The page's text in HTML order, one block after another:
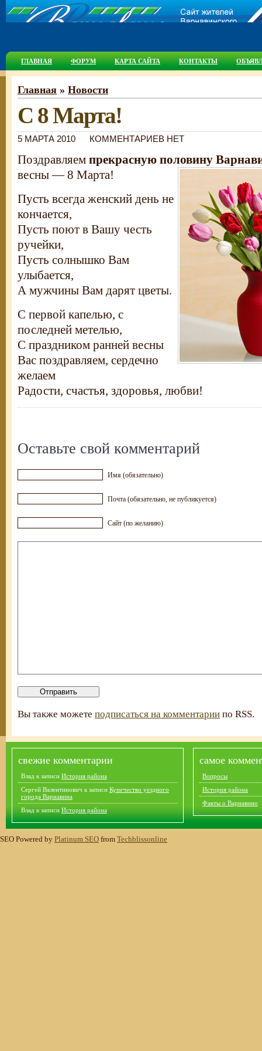
ГЛАВНАЯ ФОРУМ КАРТА САЙТА КОНТАКТЫ
Главная » Новости
С 8 Марта!
5 МАРТА 2010 КОММЕНТАРИЕВ НЕТ
Поздравляем прекрасную половину
весны — 8 Марта!
Пусть всегда женский день не
кончается,
Пусть поют в Вашу честь
ручейки,
Пусть солнышко Вам
улыбается,
А мужчины Вам дарят цветы.
С первой капелью, с
последней метелью,
С праздником ранней весны
Вас поздравляем, сердечно
желаем
Радости, счастья, здоровья, любви!
Оставьте свой комментарий
Имя (обязательно)
Почта (обязательно, не публикуется)
Сайт (по желанию)
Вы также можете подписаться на комментарии по RSS.
свежие комментарии
Влад к записи История района
Сергей Валентинович к записи Купечество уездного
города Варнавина
Влад к записи История района
самое
Вопросы
История района
Факты о Варнавино
SEO Powered by Platinum SEO from Techblissonline